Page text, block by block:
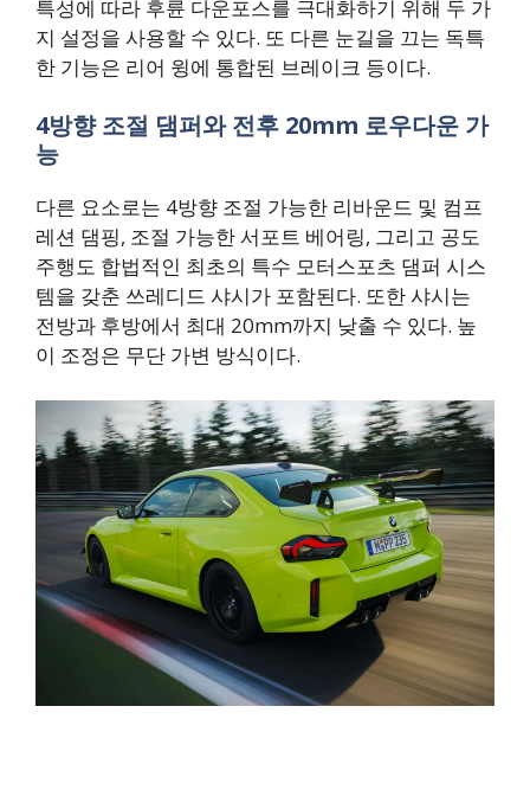
특성에 따라 후륜 다운포스를 극대화하기 위해 두 가
지 설정을 사용할 수 있다. 또 다른 눈길을 끄는 독특
한 기능은 리어 윙에 통합된 브레이크 등이다.
4방향 조절 댐퍼와 전후 20mm 로우다운 가
능
다른 요소로는 4방향 조절 가능한 리바운드 및 컴프
레션 댐핑, 조절 가능한 서포트 베어링, 그리고 공도
주행도 합법적인 최초의 특수 모터스포츠 댐퍼 시스
템을 갖춘 쓰레디드 샤시가 포함된다. 또한 샤시는
전방과 후방에서 최대 20mm까지 낮출 수 있다. 높
이 조정은 무단 가변 방식이다.